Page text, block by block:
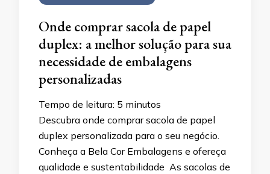
Onde comprar sacola de papel
duplex: a melhor solução para sua
necessidade de embalagens
personalizadas
Tempo de leitura: 5 minutos
Descubra onde comprar sacola de papel
duplex personalizada para o seu negócio.
Conheça a Bela Cor Embalagens e ofereça
qualidade e sustentabilidade As sacolas de